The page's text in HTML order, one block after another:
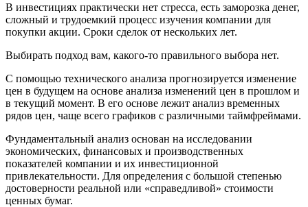
В инвестициях практически нет стресса, есть заморозка денег,
сложный и трудоемкий процесс изучения компании для
покупки акции. Сроки сделок от нескольких лет.
Выбирать подход вам, какого-то правильного выбора нет.
С помощью технического анализа прогнозируется изменение
цен в будущем на основе анализа изменений цен в прошлом и
в текущий момент. В его основе лежит анализ временных
рядов цен, чаще всего графиков с различными таймфреймами.
Фундаментальный анализ основан на исследовании
экономических, финансовых и производственных
показателей компании и их инвестиционной
привлекательности. Для определения с большой степенью
достоверности реальной или «справедливой» стоимости
ценных бумаг.